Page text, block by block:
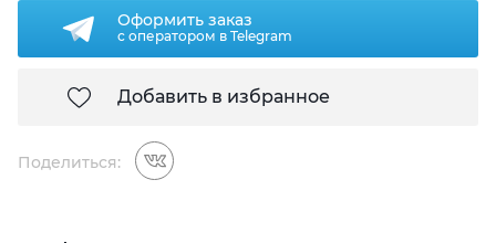
Оформить заказ
с оператором в Telegram
Добавить в избранное
Поделиться: